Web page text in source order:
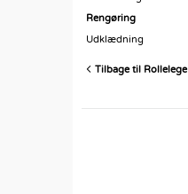
Rengøring
Udklædning
Tilbage til Rollelege